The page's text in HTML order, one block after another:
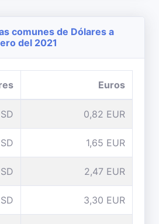
comunes de Dólares a
del 2021
Euros
0,82 EUR
1,65 EUR
2,47 EUR
3,30 EUR